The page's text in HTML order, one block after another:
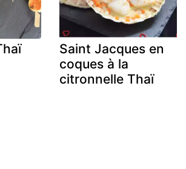
Saint Jacques en
coques à la
citronnelle Thaï